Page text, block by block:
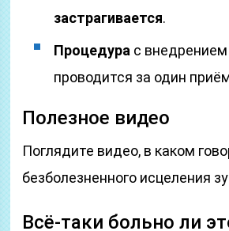
застрагивается.
Процедура с
проводится за один
Полезное видео
Поглядите видео, в каком
безболезненного исцеления
Всё-таки больно ли